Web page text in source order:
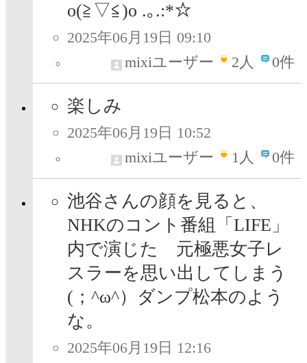
o(≧▽≦)o .｡.:*☆
2025年06月19日 09:10
mixiユーザー
2人 0件
楽しみ
2025年06月19日 10:52
mixiユーザー
1人 0件
池谷さんの顔を見ると、
NHKのコント番組「LIFE」
内で演じた 元極悪女子レ
スラーを思い出してしまう
(⁠；⁠^⁠ω⁠^⁠）ダンプ松本のよう
な。
2025年06月19日 12:16